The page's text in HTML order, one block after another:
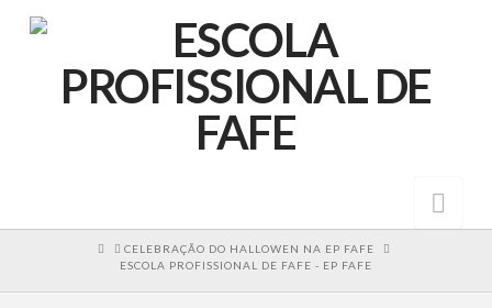
HOMECELEBRAÇÃO DO HALLOWEN NA EP FAFE
ESCOLA PROFISSIONAL DE FAFE - EP FAFE